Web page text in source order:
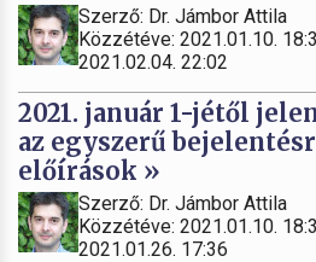
Szerző: Dr. Jámbor Attila
Közzétéve: 2021.01.10.
2021.02.04. 22:02
2021. január 1-jétől
az egyszerű
előírások »
Szerző: Dr. Jámbor Attila
Közzétéve: 2021.01.10.
2021.01.26. 17:36